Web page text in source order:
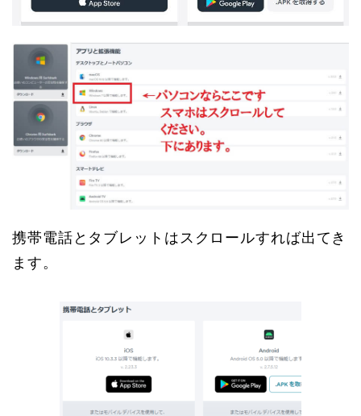
携帯電話とタブレットはスクロールすれば出てき
ます。